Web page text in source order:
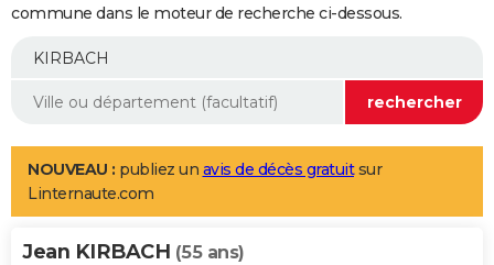
Essais
Réserver un essai
Citadines
Berlines
SUV
Forum auto
+
Mobiles
Meilleur smartphone
Internet
Ordinateurs
Jeux vidéo
Guide high-tech
Aménagement intérieur
LIFESTYLE
Art de vivre
Bien-être
Loisirs
Mode
Modes de vie
Alimentation
Guide de la santé
Maladies
Médicaments
Sommeil
VOYAGE
commune dans le moteur de recherche ci-dessous.
NOUVEAU : publiez un avis de décès gratuitsur
Linternaute.com
Jean KIRBACH (55 ans)